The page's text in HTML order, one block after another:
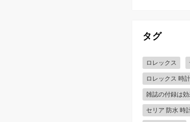
タグ
ロレックス
ロレックス 時計
雑誌の付録は
セリア 防水 時